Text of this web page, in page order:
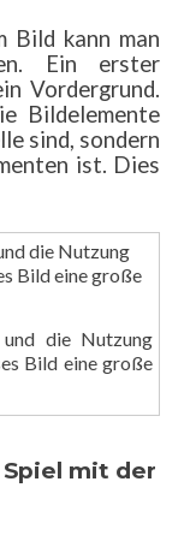
Bild kann man
Ein erster
Vordergrund.
Bildelemente
sind, sondern
ist. Dies
die Nutzung
Bild eine große
mit der